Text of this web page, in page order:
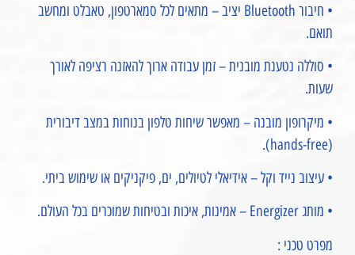
• חיבור Bluetooth יציב – מתאים לכל סמארטפון, טאבלט ומחשב
תואם.
• סוללה נטענת מובנית – זמן עבודה ארוך להאזנה רציפה לאורך
שעות.
• מיקרופון מובנה – מאפשר שיחות טלפון בנוחות במצב דיבורית
(hands-free).
• עיצוב נייד וקל – אידיאלי לטיולים, ים, פיקניקים או שימוש ביתי.
• מותג Energizer – אמינות, איכות ובטיחות שמוכרים בכל העולם.
מפרט טכני :